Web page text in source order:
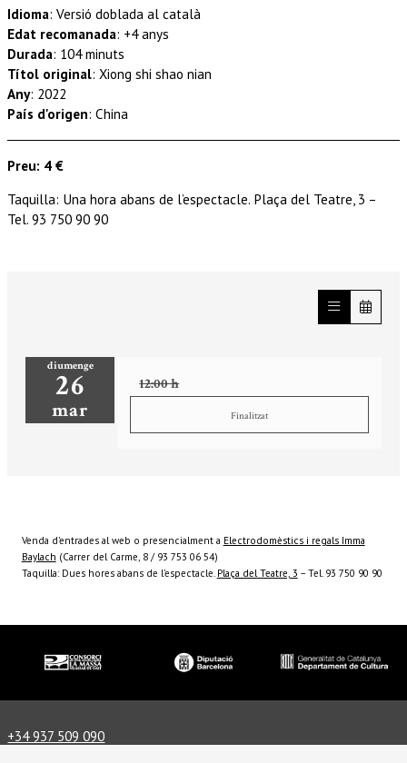
Idioma: Versió doblada al català
Edat recomanada: +4 anys
Durada: 104 minuts
Títol original: Xiong shi shao nian
Any: 2022
País d'origen: China
Preu: 4 €
Taquilla: Una hora abans de l’espectacle. Plaça del Teatre, 3 –
Tel. 93 750 90 90
diumenge
26
mar
12:00 h
Finalitzat
Venda d’entrades al web o presencialment a Electrodomèstics i regals Imma
Baylach (Carrer del Carme, 8 / 93 753 06 54)
Taquilla: Dues hores abans de l’espectacle. Plaça del Teatre, 3 – Tel. 93 750 90 90
Diapositiva 1 de 3
+34 937 509 090